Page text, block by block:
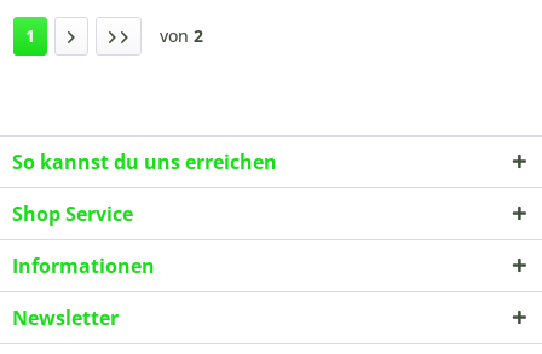
1 von 2
So kannst du uns erreichen
Shop Service
Informationen
Newsletter